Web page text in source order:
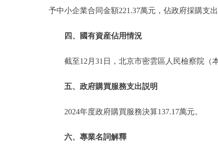
予中小企業合同金額221.37萬元，佔政府採購支
四、國有資産佔用情況
截至12月31日，北京市密雲區人民檢察院（
五、政府購買服務支出説明
2024年度政府購買服務決算137.17萬元。
六、專業名詞解釋